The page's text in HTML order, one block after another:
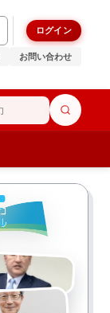
ログイン
お問い合わせ